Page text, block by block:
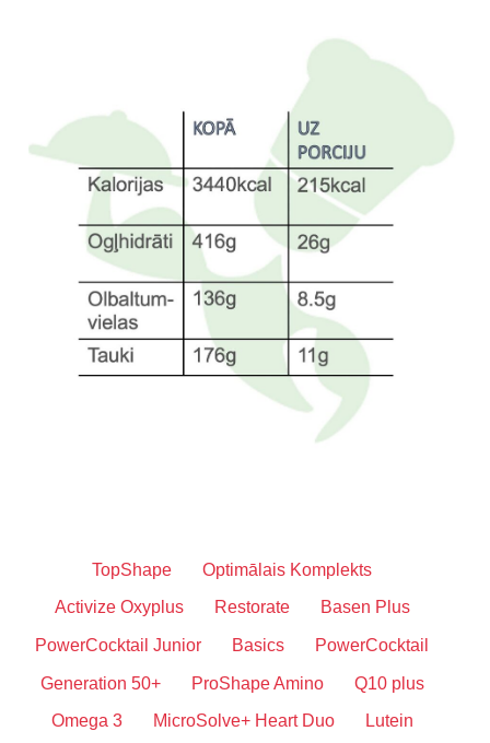
TopShape Optimālais Komplekts
Activize Oxyplus Restorate Basen Plus
PowerCocktail Junior Basics PowerCocktail
Generation 50+ ProShape Amino Q10 plus
Omega 3 MicroSolve+ Heart Duo Lutein